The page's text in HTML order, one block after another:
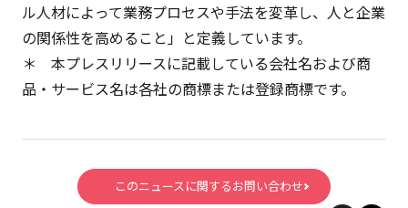
ル人材によって業務プロセスや手法を変革し、人と企業
の関係性を高めること」と定義しています。
＊ 本プレスリリースに記載している会社名および商
品・サービス名は各社の商標または登録商標です。
このニュースに関するお問い合わせ